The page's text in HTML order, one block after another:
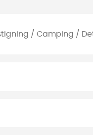
/ Camping /